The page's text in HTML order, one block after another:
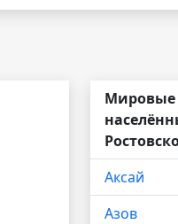
Мировые
Аксай
Азов